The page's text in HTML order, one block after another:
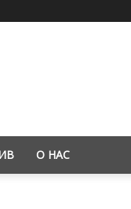
О НАС